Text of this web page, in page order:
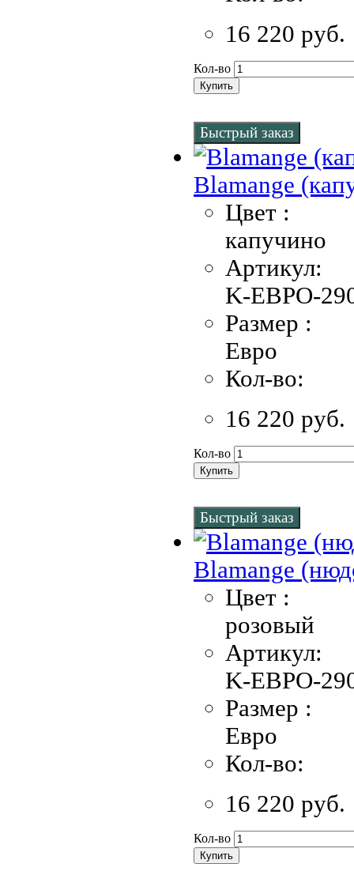
16 220 руб.
Кол-во
Купить
Быстрый заказ
Blamange
Цвет :
капучино
Артикул:
K-EBPO-
Размер :
Евро
Кол-во:
16 220 руб.
Кол-во
Купить
Быстрый заказ
Blamange
Цвет :
розовый
Артикул:
K-EBPO-
Размер :
Евро
Кол-во:
16 220 руб.
Кол-во
Купить